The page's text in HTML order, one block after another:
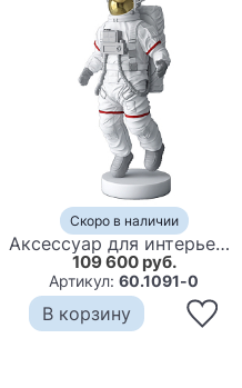
Скоро в наличии
Аксессуар для интерьера большой космонавт
109 600 руб.
Артикул:60.1091-0
В корзину